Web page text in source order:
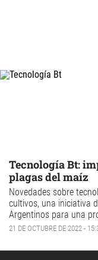
Tecnología Bt:
plagas del maíz
Novedades sobre
cultivos, una iniciativa
Argentinos para una
21 DE OCTUBRE DE 2022 -